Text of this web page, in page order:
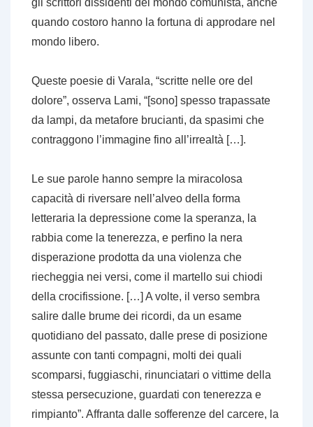
gli scrittori dissidenti del mondo comunista, anche
quando costoro hanno la fortuna di approdare nel
mondo libero.
Queste poesie di Varala, “scritte nelle ore del
dolore”, osserva Lami, “[sono] spesso trapassate
da lampi, da metafore brucianti, da spasimi che
contraggono l’immagine fino all’irrealtà […].
Le sue parole hanno sempre la miracolosa
capacità di riversare nell’alveo della forma
letteraria la depressione come la speranza, la
rabbia come la tenerezza, e perfino la nera
disperazione prodotta da una violenza che
riecheggia nei versi, come il martello sui chiodi
della crocifissione. […] A volte, il verso sembra
salire dalle brume dei ricordi, da un esame
quotidiano del passato, dalle prese di posizione
assunte con tanti compagni, molti dei quali
scomparsi, fuggiaschi, rinunciatari o vittime della
stessa persecuzione, guardati con tenerezza e
rimpianto”. Affranta dalle sofferenze del carcere, la